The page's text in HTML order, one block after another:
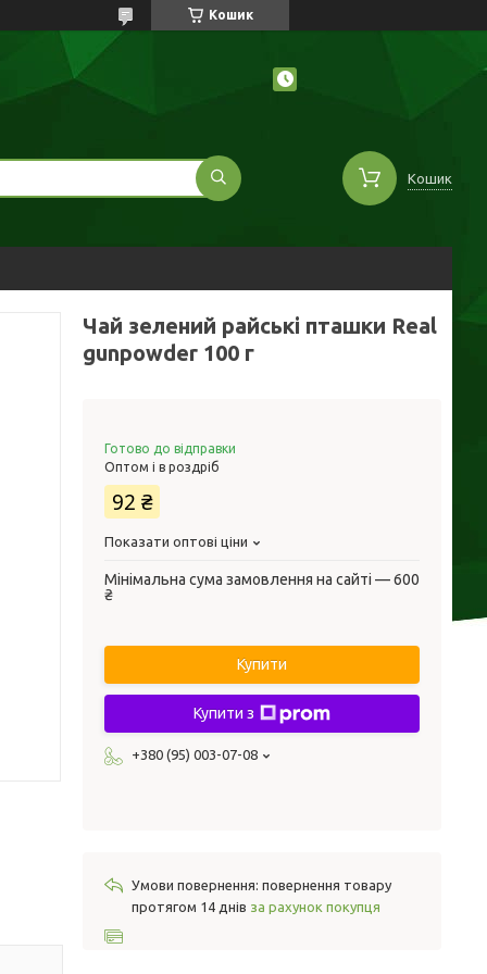
Кошик
Кошик
Чай зелений райські пташки Real
gunpowder 100 г
Готово до відправки
Оптом і в роздріб
92 ₴
Показати оптові ціни
Мінімальна сума замовлення на сайті — 600
₴
Купити
Купити з
+380 (95) 003-07-08
повернення товару
протягом 14 днів за рахунок покупця